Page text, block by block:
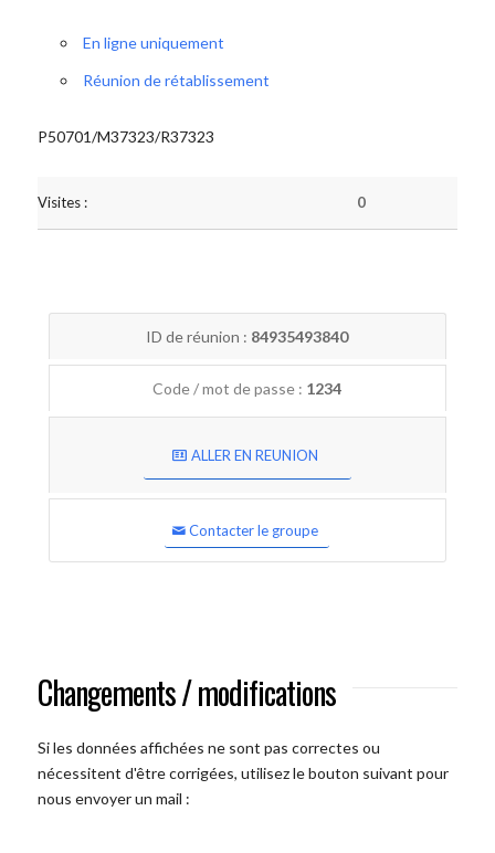
En ligne uniquement
Réunion de rétablissement
P50701/M37323/R37323
Visites : 0
ID de réunion : 84935493840
Code / mot de passe : 1234
ALLER EN REUNION
Contacter le groupe
Changements / modifications
Si les données affichées ne sont pas correctes ou
nécessitent d'être corrigées, utilisez le bouton suivant pour
nous envoyer un mail :